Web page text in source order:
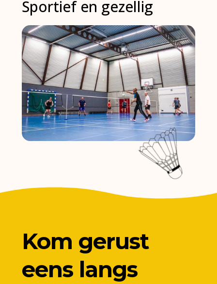
Sportief en gezellig
Kom gerust
eens langs